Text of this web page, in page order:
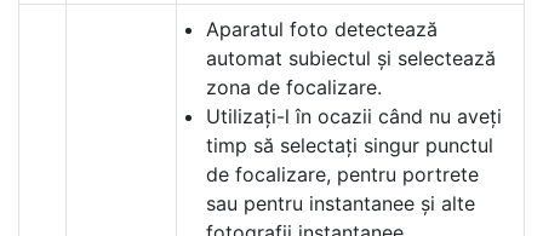
Aparatul foto detectează
automat subiectul și selectează
zona de focalizare.
Utilizați-l în ocazii când nu aveți
timp să selectați singur punctul
de focalizare, pentru portrete
sau pentru instantanee și alte